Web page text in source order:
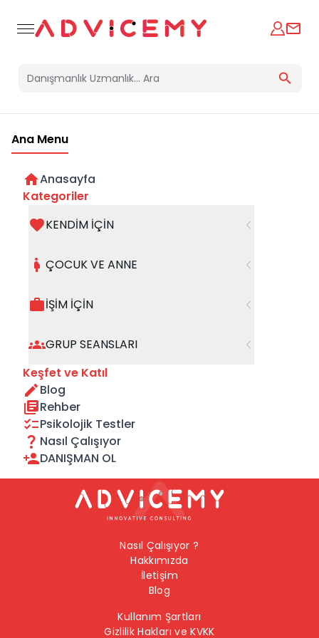
Ana Menu
Anasayfa
Kategoriler
KENDİM İÇİN
ÇOCUK VE ANNE
İŞİM İÇİN
GRUP SEANSLARI
Keşfet ve Katıl
Blog
Rehber
Psikolojik Testler
Nasıl Çalışıyor
DANIŞMAN OL
halinde whatsapp hattımızdan iletişime
Nasıl Çalışıyor ?
Hakkımızda
İletişim
Blog
Kullanım Şartları
Gizlilik Hakları ve KVKK